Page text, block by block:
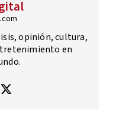
opinión, cultura,
en